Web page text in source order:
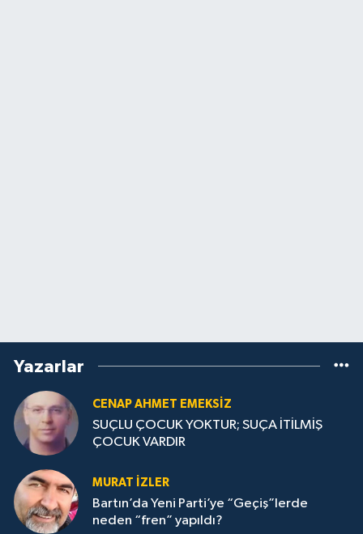
Yazarlar
CENAP AHMET EMEKSİZ
SUÇLU ÇOCUK YOKTUR; SUÇA İTİLMİŞ
ÇOCUK VARDIR
MURAT İZLER
Bartın’da Yeni Parti’ye “Geçiş”lerde
neden “fren” yapıldı?